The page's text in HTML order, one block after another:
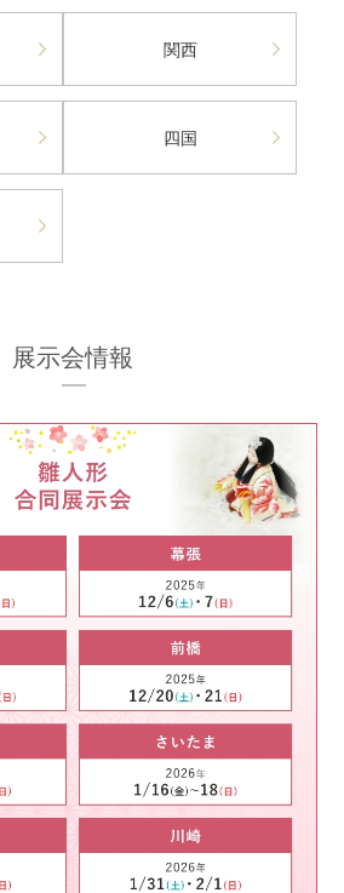
関西
四国
展示会情報